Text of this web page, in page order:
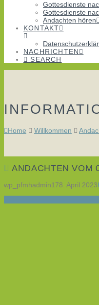
Gottesdienste
Gottesdienste
Andachten hören
KONTAKT
NACHRICHTEN
SEARCH
Home Willkommen
ANDACHTEN VOM
wp_pfmhadmin178. April 2023